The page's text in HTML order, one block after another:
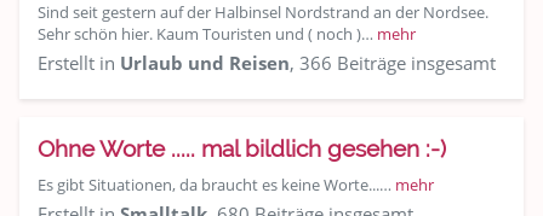
Sind seit gestern auf der Halbinsel Nordstrand an der Nordsee.
Sehr schön hier. Kaum Touristen und ( noch )… mehr
Erstellt in Urlaub und Reisen, 366 Beiträge insgesamt
Ohne Worte ..... mal bildlich gesehen :-)
Es gibt Situationen, da braucht es keine Worte...… mehr